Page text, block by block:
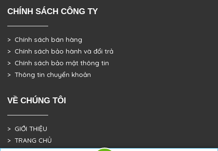
CHÍNH SÁCH CÔNG TY
> Chính sách bán hàng
> Chính sách bảo hành và đổi trả
> Chính sách bảo mật thông tin
> Thông tin chuyển khoản
VỀ CHÚNG TÔI
> GIỚI THIỆU
> TRANG CHỦ